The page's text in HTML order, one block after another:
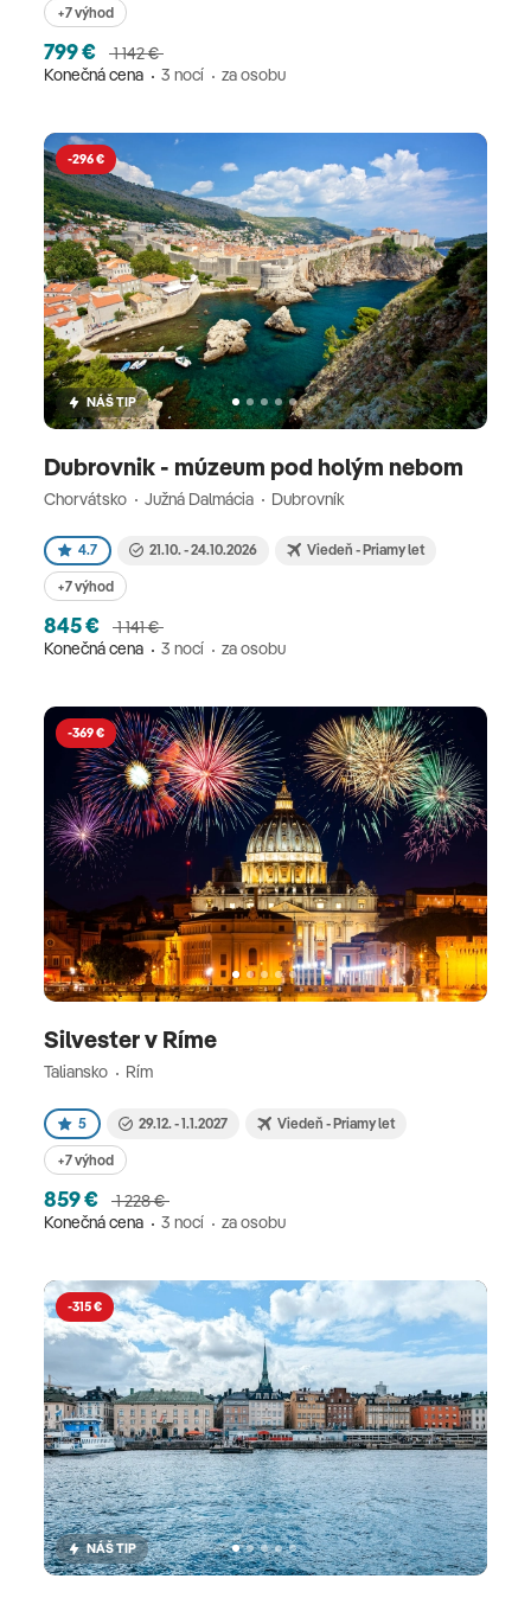
+7 výhod
799 €
1 142 €
Konečná cena
3 nocí za osobu
-296 €
NÁŠ TIP
Dubrovnik - múzeum pod holým nebom
Chorvátsko Južná Dalmácia Dubrovník
4.7 21.10. - 24.10.2026 Viedeň - Priamy let
+7 výhod
845 €
1 141 €
Konečná cena
3 nocí za osobu
-369 €
Silvester v Ríme
Taliansko Rím
5 29.12. - 1.1.2027 Viedeň - Priamy let
+7 výhod
859 €
1 228 €
Konečná cena
3 nocí za osobu
-315 €
NÁŠ TIP